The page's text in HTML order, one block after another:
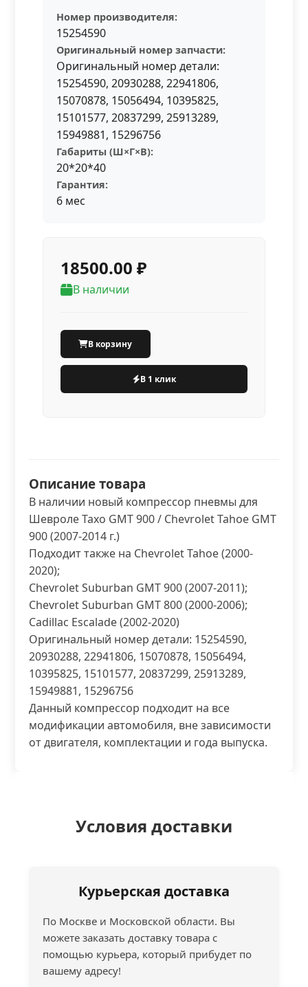
Номер производителя:
15254590
Оригинальный номер запчасти:
Оригинальный номер детали:
15254590, 20930288, 22941806,
15070878, 15056494, 10395825,
15101577, 20837299, 25913289,
15949881, 15296756
Габариты (Ш×Г×В):
20*20*40
Гарантия:
6 мес
18500.00 ₽
В наличии
В корзину
В 1 клик
Описание товара
В наличии новый компрессор пневмы для
Шевроле Тахо GMT 900 / Chevrolet Tahoe GMT
900 (2007-2014 г.)
Подходит также на Chevrolet Tahoe (2000-
2020);
Chevrolet Suburban GMT 900 (2007-2011);
Chevrolet Suburban GMT 800 (2000-2006);
Cadillac Escalade (2002-2020)
Оригинальный номер детали: 15254590,
20930288, 22941806, 15070878, 15056494,
10395825, 15101577, 20837299, 25913289,
15949881, 15296756
Данный компрессор подходит на все
модификации автомобиля, вне зависимости
от двигателя, комплектации и года выпуска.
Условия доставки
Курьерская доставка
По Москве и Московской области. Вы
можете заказать доставку товара с
помощью курьера, который прибудет по
вашему адресу!